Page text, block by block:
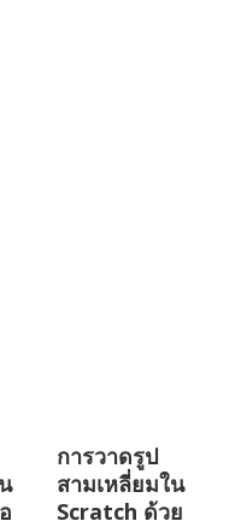
การวาดรูป
สามเหลี่ยมใน
Scratch ด้วย